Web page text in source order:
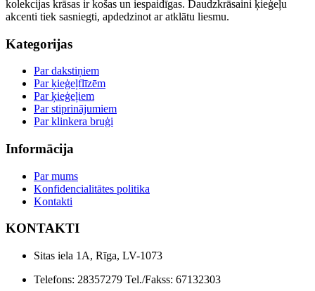
kolekcijas krāsas ir košas un iespaidīgas. Daudzkrāsaini ķieģeļu
akcenti tiek sasniegti, apdedzinot ar atklātu liesmu.
Kategorijas
Par dakstiņiem
Par ķieģeļflīzēm
Par ķieģeļiem
Par stiprinājumiem
Par klinkera bruģi
Informācija
Par mums
Konfidencialitātes politika
Kontakti
KONTAKTI
Sitas iela 1A, Rīga, LV-1073
Telefons: 28357279 Tel./Fakss: 67132303